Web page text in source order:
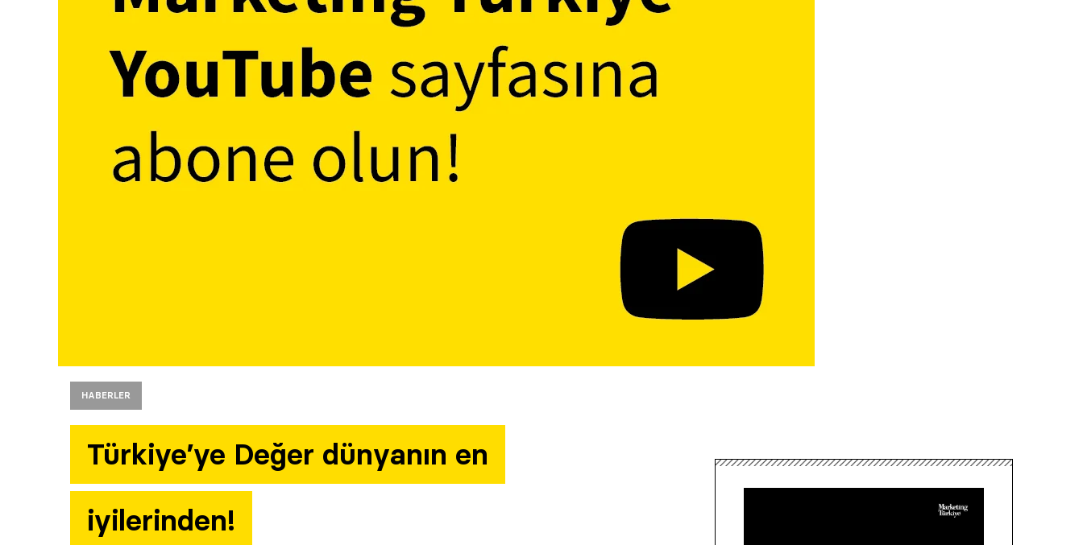
HABERLER
Türkiye’ye Değer dünyanın en
iyilerinden!